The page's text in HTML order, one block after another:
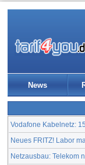
News
Vodafone Kabelnetz:
Neues FRITZ! Labor
Netzausbau: Telekom